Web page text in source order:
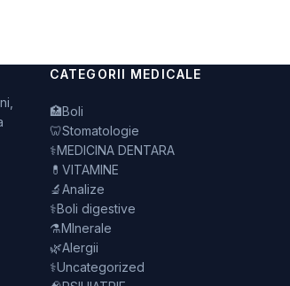
CATEGORII MEDICALE
🏥Boli
🦷Stomatologie
⚕️MEDICINA DENTARA
💊 VITAMINE
🔬Analize
⚕️Boli digestive
⚗️MInerale
🌿Alergii
⚕️Uncategorized